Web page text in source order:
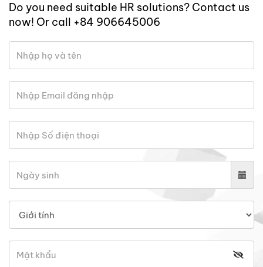
Do you need suitable HR solutions? Contact us
now! Or call +84 906645006